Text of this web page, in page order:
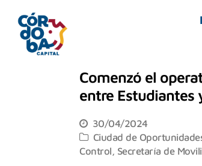
Comenzó el
entre Estudiantes
30/04/2024
Ciudad de
Control, Secretaría de